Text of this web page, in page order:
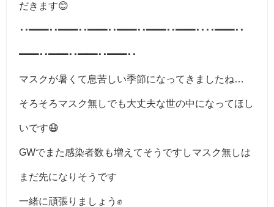
だきます😊
･･━━･･━━･･━━･･━━･･━━･･━━････━━･･
━━･･━━･･━━･･━━･･
マスクが暑くて息苦しい季節になってきましたね…
そろそろマスク無しでも大丈夫な世の中になってほし
いです😷
GWでまた感染者数も増えてそうですしマスク無しは
まだ先になりそうです
一緒に頑張りましょう✊